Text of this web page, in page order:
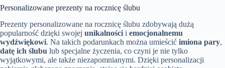
Personalizowane prezenty na rocznicę ślubu
Prezenty personalizowane na rocznicę ślubu zdobywają dużą
popularność dzięki swojej unikalności i emocjonalnemu
wydźwiękowi. Na takich podarunkach można umieścić imiona pary,
datę ich ślubu lub specjalne życzenia, co czyni je nie tylko
wyjątkowymi, ale także niezapomnianymi. Dzięki personalizacji